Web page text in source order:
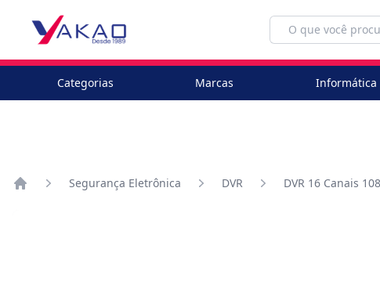
Categorias Marcas Informática
Segurança Eletrônica DVR DVR 16 Canais